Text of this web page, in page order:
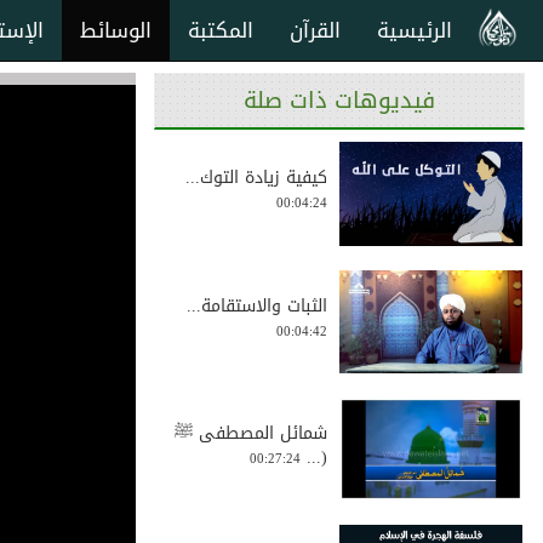
الوسائط المكتبة القرآن الرئيسية
فيديوهات ذات صلة
كيفية زيادة التوك...
00:04:24
الثبات والاستقامة...
00:04:42
شمائل المصطفى ﷺ
(...
00:27:24